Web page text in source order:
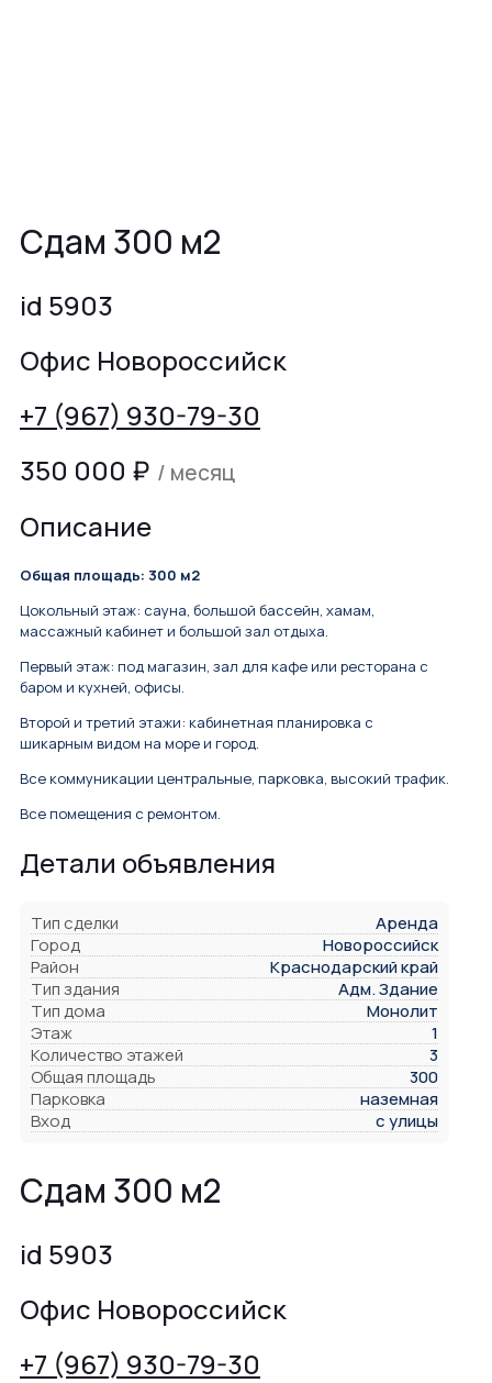
Сдам 300 м2
id 5903
Офис Новороссийск
+7 (967) 930-79-30
350 000 ₽ / месяц
Описание
Общая площадь: 300 м2
Цокольный этаж: сауна, большой бассейн, хамам,
массажный кабинет и большой зал отдыха.
Первый этаж: под магазин, зал для кафе или ресторана с
баром и кухней, офисы.
Второй и третий этажи: кабинетная планировка с
шикарным видом на море и город.
Все коммуникации центральные, парковка, высокий трафик.
Все помещения с ремонтом.
Детали объявления
Тип сделки
Аренда
Город
Новороссийск
Район
Краснодарский край
Тип здания
Адм. Здание
Тип дома
Монолит
Этаж
1
Количество этажей
3
Общая площадь
300
Парковка
наземная
Вход
с улицы
Сдам 300 м2
id 5903
Офис Новороссийск
+7 (967) 930-79-30